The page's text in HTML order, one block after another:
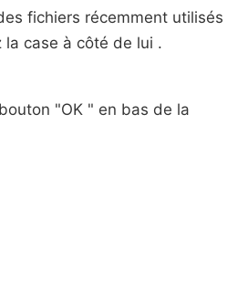
fichiers récemment utilisés
la case à côté de lui .
"OK " en bas de la